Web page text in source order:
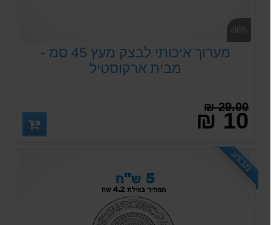
-66%
מערוך איכותי לבצק מעץ 45 סמ -
מבית ארקוסטיל
29.00 ₪
10 ₪
מבצע